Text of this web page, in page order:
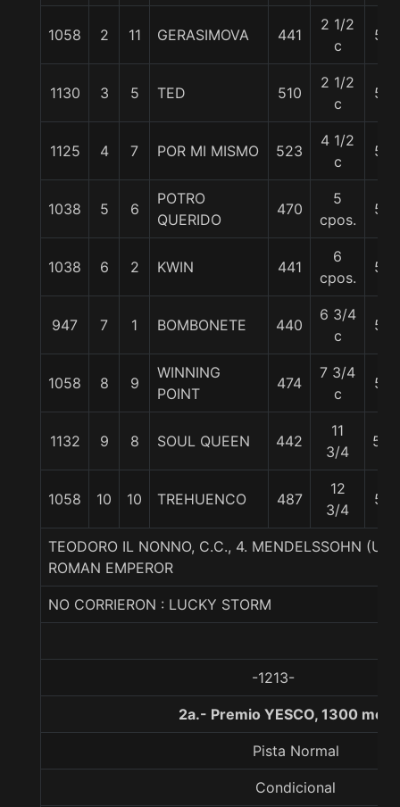
1058 2 11 GERASIMOVA 441
2 1/2
c
58
1130 3 5 TED 510
2 1/2
c
55
1125 4 7 POR MI MISMO 523
4 1/2
c
54
1038 5 6
POTRO
QUERIDO
470
5
cpos.
54
1038 6 2 KWIN 441
6
cpos.
58
947 7 1 BOMBONETE 440
6 3/4
c
56
1058 8 9
WINNING
POINT
474
7 3/4
c
54
1132 9 8 SOUL QUEEN 442
11
3/4
55.
1058 10 10 TREHUENCO 487
12
3/4
58
TEODORO IL NONNO, C.C., 4. MENDELSSOHN
ROMAN EMPEROR
NO CORRIERON : LUCKY STORM
-1213-
2a.- Premio YESCO, 1300
Pista Normal
Condicional